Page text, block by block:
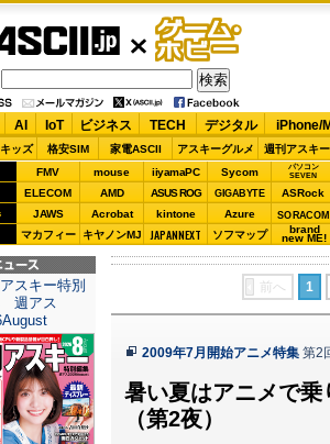
ゲーム・
ホビー
AI IoT ビジネス TECH デジタル iPhone/
ッズ 格安SIM 家電ASCII アスキーグルメ 週刊アスキー
FMV mouse iiyamaPC Sycom
パソコン
SEVEN
ELECOM AMD ASUS ROG GIGABYTE ASRock
JAWS Acrobat kintone Azure SORACOM
マカフィー キヤノンMJ JAPANNEXT ソフマップ brand
new ME!
前へ 1
2009年7月開始アニメ特集 第2
暑い夏はアニメで
（第2夜）
ュース
スキー特別
週アス